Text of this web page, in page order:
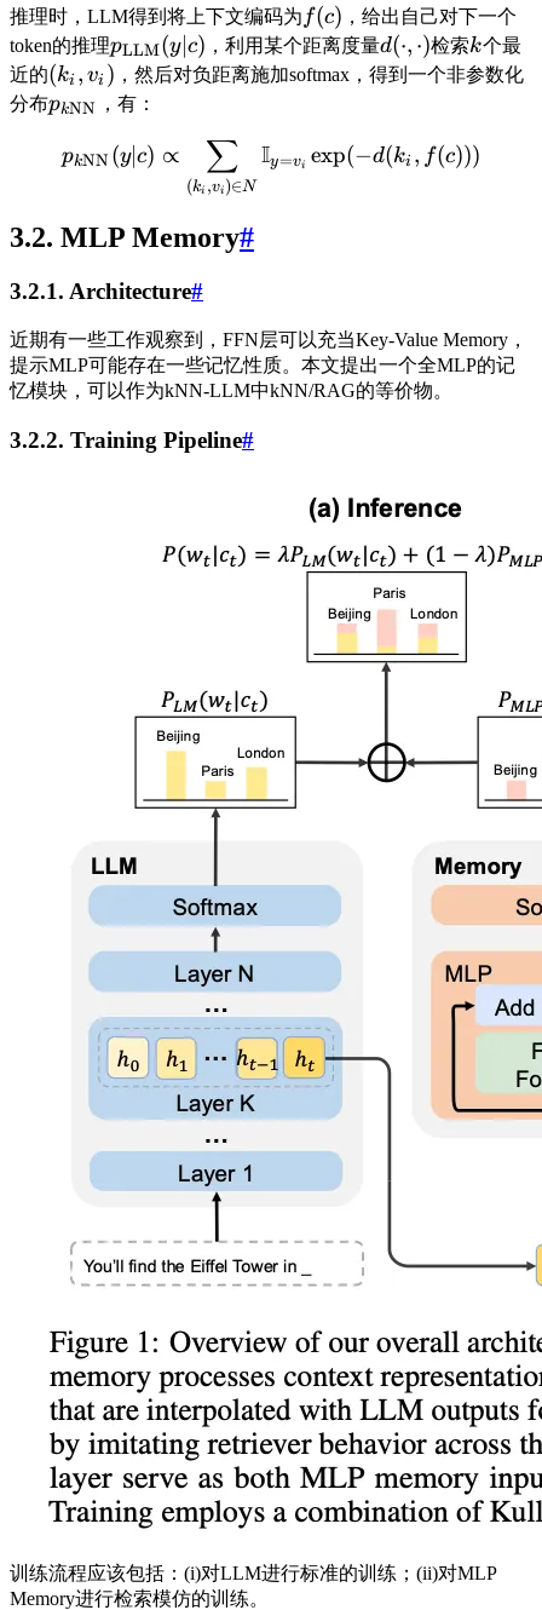
推理时，LLM得到将上下文编码为 f(c) ，给出自己对下一个
token的推理pLLM(y∣ c) ，利用某个距离度量d(⋅, ⋅)检索k个最
近的(ki , vi ) ，然后对负距离施加softmax，得到一个非参数化
分布pkNN ，有：
pkNN (y∣c) ∝
(ki ,vi )∈N
∑ Iy=vi exp(−d(ki , f(c)))
3.2. MLP Memory#
3.2.1. Architecture#
近期有一些工作观察到，FFN层可以充当Key-Value Memory，
提示MLP可能存在一些记忆性质。本文提出一个全MLP的记
忆模块，可以作为kNN-LLM中kNN/RAG的等价物。
3.2.2. Training Pipeline#
训练流程应该包括：(i)对LLM进行标准的训练；(ii)对MLP
Memory进行检索模仿的训练。